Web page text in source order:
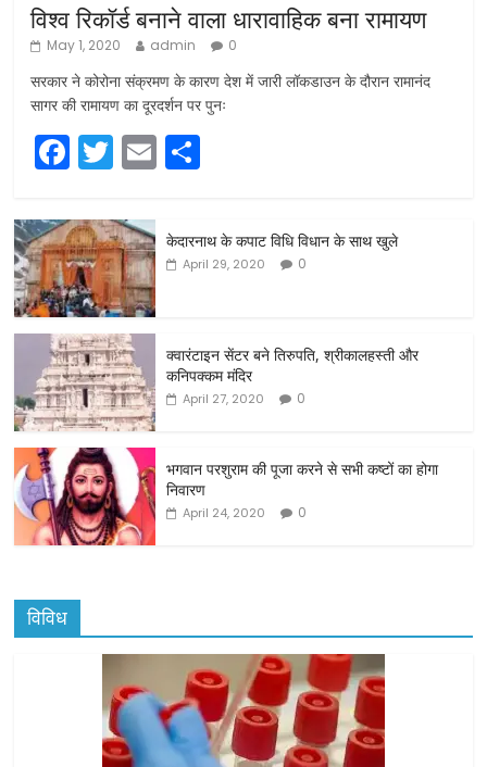
विश्व रिकॉर्ड बनाने वाला धारावाहिक बना रामायण
May 1, 2020 admin 0
सरकार ने कोरोना संक्रमण के कारण देश में जारी लॉकडाउन के दौरान रामानंद
सागर की रामायण का दूरदर्शन पर पुनः
F
a
c
e
b
o
o
k
T
w
itt
er
E
m
ai ar
e
केदारनाथ के कपाट विधि विधान के साथ खुले
April 29, 2020 0
क्वारंटाइन सेंटर बने तिरुपति, श्रीकालहस्ती और
कनिपक्कम मंदिर
April 27, 2020 0
भगवान परशुराम की पूजा करने से सभी कष्टों का होगा
निवारण
April 24, 2020 0
विविध